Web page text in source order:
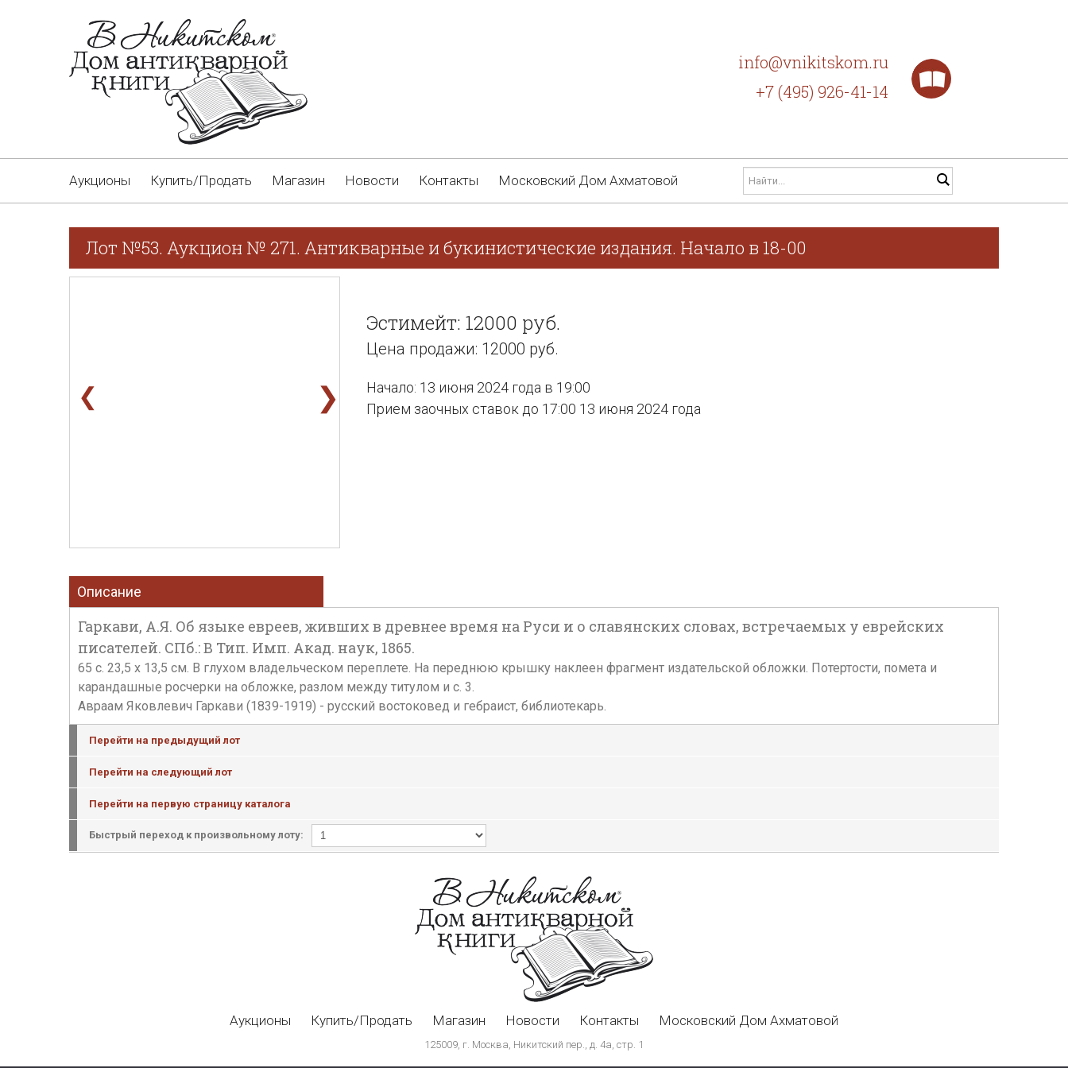
info@vnikitskom.ru
+7 (495) 926-41-14
Аукционы Купить/Продать Магазин Новости Контакты Московский Дом Ахматовой
Лот №53. Аукцион № 271. Антикварные и букинистические издания. Начало в 18-00
❮ ❯
Эстимейт: 12000 руб.
Цена продажи: 12000 руб.
Начало: 13 июня 2024 года в 19:00
Прием заочных ставок до 17:00 13 июня 2024 года
Описание
Гаркави, А.Я. Об языке евреев, живших в древнее время на Руси и о славянских словах, встречаемых у еврейских
писателей. СПб.: В Тип. Имп. Акад. наук, 1865.
65 с. 23,5 х 13,5 см. В глухом владельческом переплете. На переднюю крышку наклеен фрагмент издательской обложки. Потертости, помета и
карандашные росчерки на обложке, разлом между титулом и с. 3.
Авраам Яковлевич Гаркави (1839-1919) - русский востоковед и гебраист, библиотекарь.
Перейти на предыдущий лот
Перейти на следующий лот
Перейти на первую страницу каталога
Быстрый переход к произвольному лоту:
Аукционы Купить/Продать Магазин Новости Контакты Московский Дом Ахматовой
125009, г. Москва, Никитский пер., д. 4а, стр. 1